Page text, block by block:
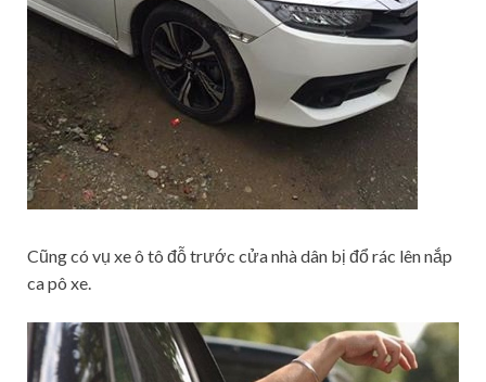
Cũng có vụ xe ô tô đỗ trước cửa nhà dân bị đổ rác lên nắp
ca pô xe.